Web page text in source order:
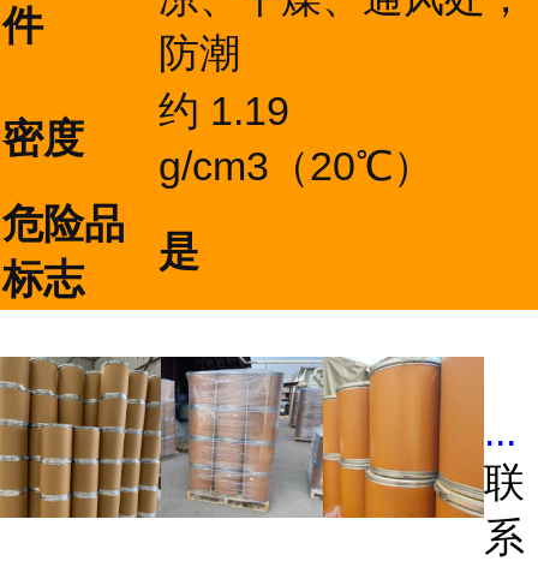
件
防潮
密度
约 1.19
g/cm3（20℃）
危险品
标志
是
...
联
系